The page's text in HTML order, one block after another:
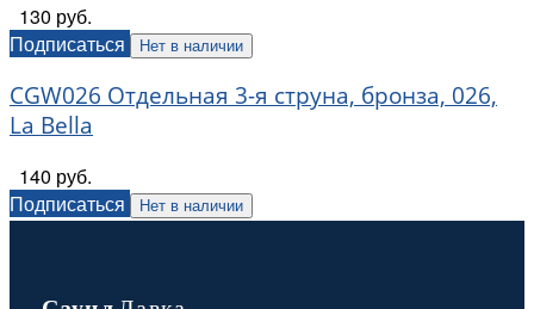
130 руб.
Подписаться
Нет в наличии
CGW026 Отдельная 3-я струна, бронза, 026,
La Bella
140 руб.
Подписаться
Нет в наличии